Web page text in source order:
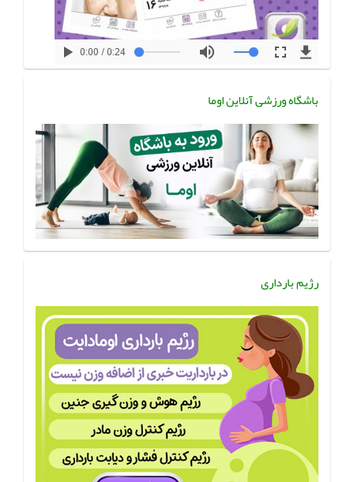
باشگاه ورزشی آنلاین اوما
رژیم بارداری